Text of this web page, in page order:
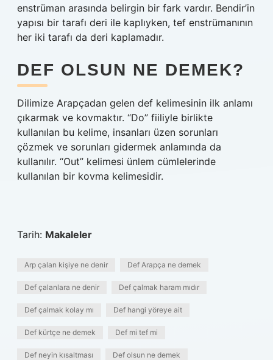
enstrüman arasında belirgin bir fark vardır. Bendir’in
yapısı bir tarafı deri ile kaplıyken, tef enstrümanının
her iki tarafı da deri kaplamadır.
DEF OLSUN NE DEMEK?
Dilimize Arapçadan gelen def kelimesinin ilk anlamı
çıkarmak ve kovmaktır. “Do” fiiliyle birlikte
kullanılan bu kelime, insanları üzen sorunları
çözmek ve sorunları gidermek anlamında da
kullanılır. “Out” kelimesi ünlem cümlelerinde
kullanılan bir kovma kelimesidir.
Tarih: Makaleler
Arp çalan kişiye ne denir Def Arapça ne demek
Def çalanlara ne denir Def çalmak haram mıdır
Def çalmak kolay mı Def hangi yöreye ait
Def kürtçe ne demek Def mi tef mi
Def neyin kısaltması Def olsun ne demek